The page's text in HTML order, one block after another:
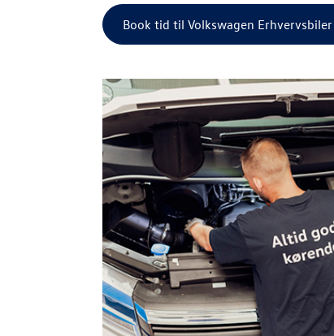
Book tid til Volkswagen Erhvervsbiler